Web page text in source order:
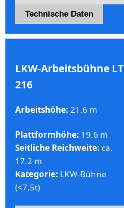
Technische Daten
LKW-Arbeitsbühne LT
216
Arbeitshöhe: 21.6 m
Plattformhöhe: 19.6 m
Seitliche Reichweite: ca.
17.2 m
Kategorie: LKW-Bühne
(<7,5t)